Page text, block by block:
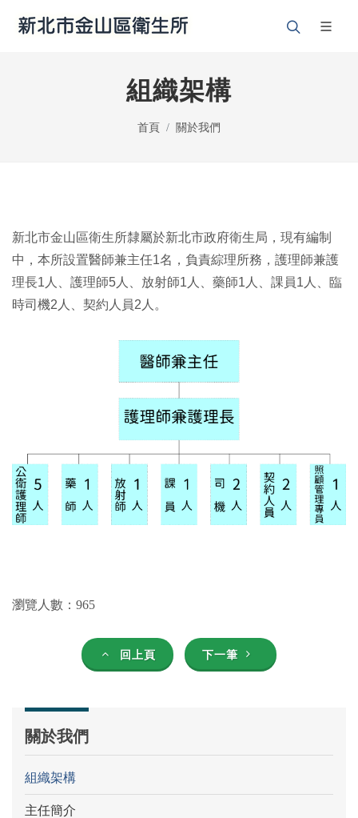
組織架構
首頁 關於我們
關於我們
組織架構
主任簡介
新北市金山區衛生所隸屬於新北市政府衛生局，現有編制
中，本所設置醫師兼主任1名，負責綜理所務，護理師兼護
理長1 人、護理師5 人、放射師1 人、藥師1 人、課員1 人、臨
時司機2 人、契約人員2 人。
瀏覽人數：965
回上頁 下一筆